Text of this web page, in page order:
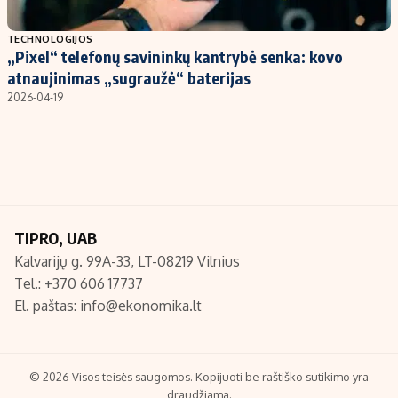
Populiarios temos
Investavimas
Akcijų rinka
Titulinis
Nedarbo išmokos skaičiuoklė
Redakcija
Turinio žymėjimo taisyklės
TECHNOLOGIJOS
„Pixel“ telefonų savininkų kantrybė senka: kovo
atnaujinimas „sugraužė“ baterijas
2026-04-19
TIPRO, UAB
Kalvarijų g. 99A-33, LT-08219 Vilnius
Tel.: +370 606 17737
El. paštas: info@ekonomika.lt
© 2026 Visos teisės saugomos. Kopijuoti be raštiško sutikimo yra
draudžiama.